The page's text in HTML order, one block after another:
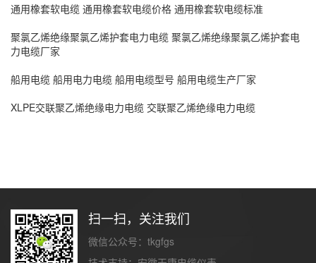
通用橡套软电缆 通用橡套软电缆价格 通用橡套软电缆标准
聚氯乙烯绝缘聚氯乙烯护套电力电缆 聚氯乙烯绝缘聚氯乙烯护套电
力电缆厂家
船用电缆 船用电力电缆 船用电缆型号 船用电缆生产厂家
XLPE交联聚乙烯绝缘电力电缆 交联聚乙烯绝缘电力电缆
扫一扫，关注我们
微信公众号：tkgfgs